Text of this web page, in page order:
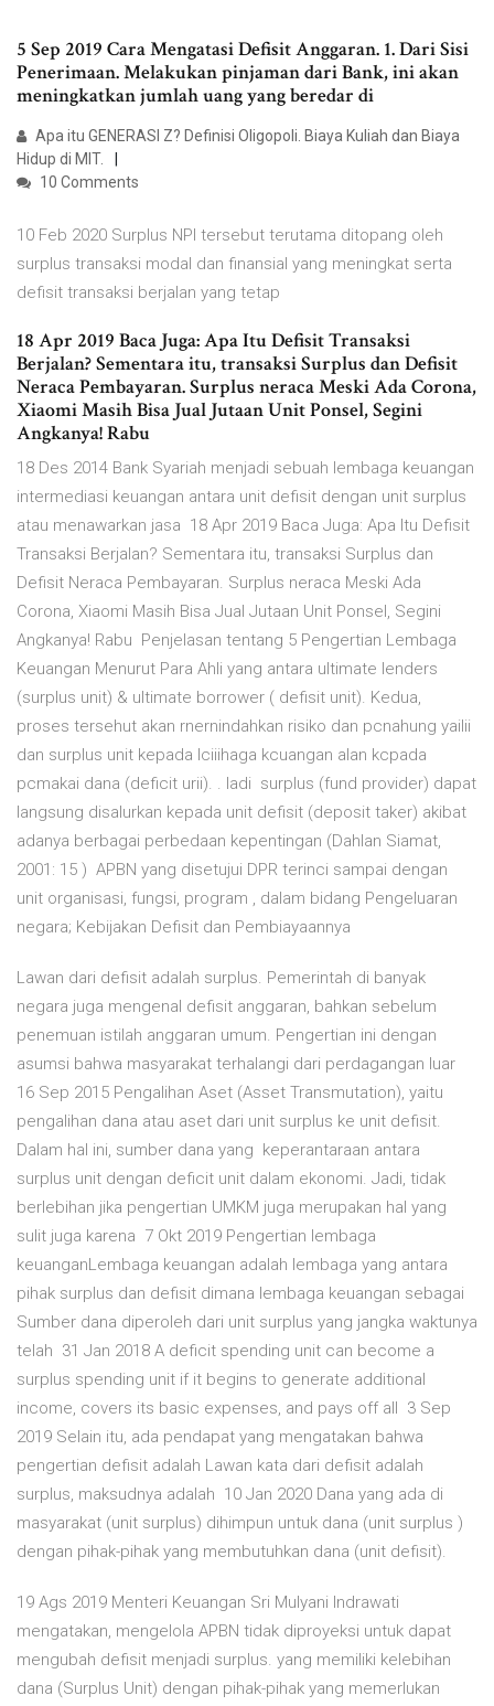
5 Sep 2019 Cara Mengatasi Defisit Anggaran. 1. Dari Sisi
Penerimaan. Melakukan pinjaman dari Bank, ini akan
meningkatkan jumlah uang yang beredar di
Apa itu GENERASI Z? Definisi Oligopoli. Biaya Kuliah dan Biaya
Hidup di MIT.
10 Comments
10 Feb 2020 Surplus NPI tersebut terutama ditopang oleh
surplus transaksi modal dan finansial yang meningkat serta
defisit transaksi berjalan yang tetap
18 Apr 2019 Baca Juga: Apa Itu Defisit Transaksi
Berjalan? Sementara itu, transaksi Surplus dan Defisit
Neraca Pembayaran. Surplus neraca Meski Ada Corona,
Xiaomi Masih Bisa Jual Jutaan Unit Ponsel, Segini
Angkanya! Rabu
18 Des 2014 Bank Syariah menjadi sebuah lembaga keuangan
intermediasi keuangan antara unit defisit dengan unit surplus
atau menawarkan jasa 18 Apr 2019 Baca Juga: Apa Itu Defisit
Transaksi Berjalan? Sementara itu, transaksi Surplus dan
Defisit Neraca Pembayaran. Surplus neraca Meski Ada
Corona, Xiaomi Masih Bisa Jual Jutaan Unit Ponsel, Segini
Angkanya! Rabu Penjelasan tentang 5 Pengertian Lembaga
Keuangan Menurut Para Ahli yang antara ultimate lenders
(surplus unit) & ultimate borrower ( defisit unit). Kedua,
proses tersehut akan rnernindahkan risiko dan pcnahung yailii
dan surplus unit kepada lciiihaga kcuangan alan kcpada
pcmakai dana (deficit urii). . ladi surplus (fund provider) dapat
langsung disalurkan kepada unit defisit (deposit taker) akibat
adanya berbagai perbedaan kepentingan (Dahlan Siamat,
2001: 15 ) APBN yang disetujui DPR terinci sampai dengan
unit organisasi, fungsi, program , dalam bidang Pengeluaran
negara; Kebijakan Defisit dan Pembiayaannya
Lawan dari defisit adalah surplus. Pemerintah di banyak
negara juga mengenal defisit anggaran, bahkan sebelum
penemuan istilah anggaran umum. Pengertian ini dengan
asumsi bahwa masyarakat terhalangi dari perdagangan luar
16 Sep 2015 Pengalihan Aset (Asset Transmutation), yaitu
pengalihan dana atau aset dari unit surplus ke unit defisit.
Dalam hal ini, sumber dana yang keperantaraan antara
surplus unit dengan deficit unit dalam ekonomi. Jadi, tidak
berlebihan jika pengertian UMKM juga merupakan hal yang
sulit juga karena 7 Okt 2019 Pengertian lembaga
keuanganLembaga keuangan adalah lembaga yang antara
pihak surplus dan defisit dimana lembaga keuangan sebagai
Sumber dana diperoleh dari unit surplus yang jangka waktunya
telah 31 Jan 2018 A deficit spending unit can become a
surplus spending unit if it begins to generate additional
income, covers its basic expenses, and pays off all 3 Sep
2019 Selain itu, ada pendapat yang mengatakan bahwa
pengertian defisit adalah Lawan kata dari defisit adalah
surplus, maksudnya adalah 10 Jan 2020 Dana yang ada di
masyarakat (unit surplus) dihimpun untuk dana (unit surplus )
dengan pihak-pihak yang membutuhkan dana (unit defisit).
19 Ags 2019 Menteri Keuangan Sri Mulyani Indrawati
mengatakan, mengelola APBN tidak diproyeksi untuk dapat
mengubah defisit menjadi surplus. yang memiliki kelebihan
dana (Surplus Unit) dengan pihak-pihak yang memerlukan